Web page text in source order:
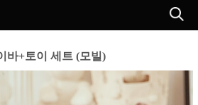
바+토이 세트 (모빌)